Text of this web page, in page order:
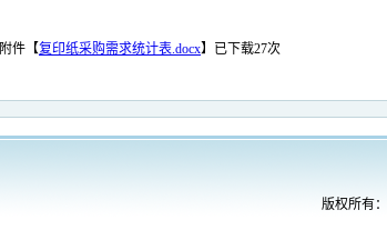
附件【复印纸采购需求统计表.docx】 已下载27次
版权所有：